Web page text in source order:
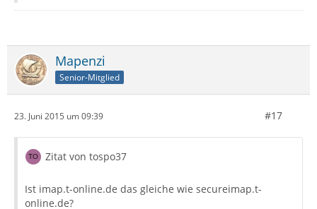
Mapenzi
Senior-Mitglied
23. Juni 2015 um 09:39 #17
Zitat von tospo37
Ist imap.t-online.de das gleiche wie secureimap.t-
online.de?